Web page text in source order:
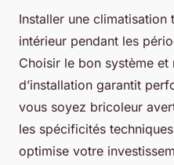
Installer une
intérieur pendant les
Choisir le bon système et
d’installation garantit
vous soyez bricoleur
les spécificités
optimise votre